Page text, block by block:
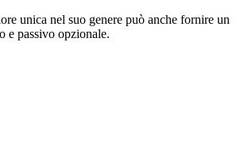
unica nel suo genere può anche fornire un
e passivo opzionale.